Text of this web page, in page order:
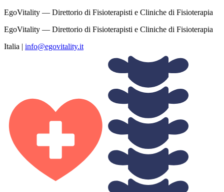
EgoVitality — Direttorio di Fisioterapisti e Cliniche di Fisioterapia
EgoVitality — Direttorio di Fisioterapisti e Cliniche di Fisioterapia
Italia | info@egovitality.it